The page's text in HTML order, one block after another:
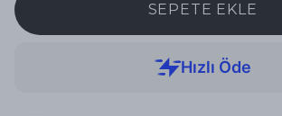
SEPETE EKLE